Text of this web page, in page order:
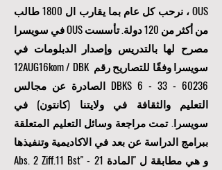
OUS ، نرحب كل عام بما يقارب ال 1800 طالب
من أكثر من 120 دولة. تأسست OUS في سويسرا
مصرح لها بالتدريس وإصدار الدبلومات في
سويسرا وفقًا للتصاريح رقم 12AUG16kom / DBK
DBKS 6 - 33 - 60236
الصادرة عن مجالس
التعليم والثقافة في ولايتنا (كانتون) في
سويسرا. تمت مراجعة وسائل التعليم المتعلقة
ببرامج الدراسة عن بعد في الاكاديمية وتنفيذها
و هي مطابقة ل "المادة 21 Abs. 2 Ziff.11 Bst" -